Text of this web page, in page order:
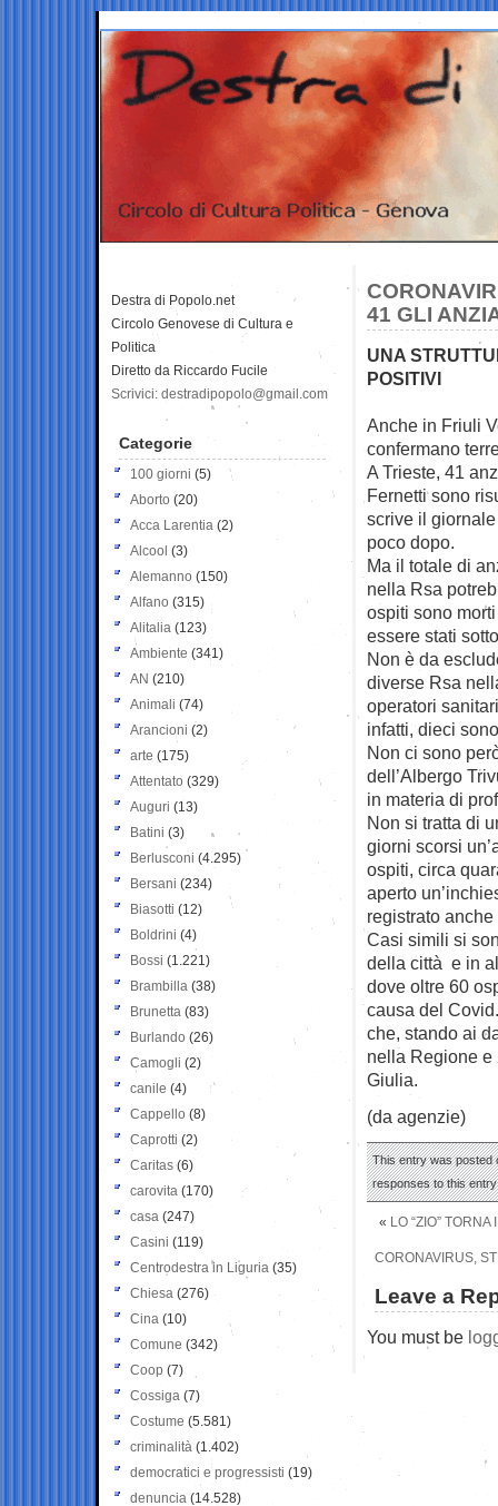
41 GLI
UNA
POSITIVI
Anche in Friuli
confermano
A Trieste, 41
Fernetti sono
scrive il
poco dopo.
Ma il totale di
nella Rsa
ospiti sono
essere stati
Non è da
diverse Rsa
operatori
infatti, dieci
Non ci sono
dell’Albergo
in materia di
Non si tratta di
giorni scorsi
ospiti, circa
aperto
registrato
Casi simili si
della città e in
dove oltre 60
causa del
che, stando ai
nella Regione e
Giulia.
(da agenzie)
This entry was posted
responses to this
« LO “ZIO”
CORONAVIRUS,
Leave a
You must be
Destra di Popolo.net
Circolo Genovese di Cultura e
Politica
Diretto da Riccardo Fucile
Scrivici: destradipopolo@gmail.com
Categorie
100 giorni (5)
Aborto (20)
Acca Larentia (2)
Alcool (3)
Alemanno (150)
Alfano (315)
Alitalia (123)
Ambiente (341)
AN (210)
Animali (74)
Arancioni (2)
arte (175)
Attentato (329)
Auguri (13)
Batini (3)
Berlusconi (4.295)
Bersani (234)
Biasotti (12)
Boldrini (4)
Bossi (1.221)
Brambilla (38)
Brunetta (83)
Burlando (26)
Camogli (2)
canile (4)
Cappello (8)
Caprotti (2)
Caritas (6)
carovita (170)
casa (247)
Casini (119)
Centrodestra in Liguria (35)
Chiesa (276)
Cina (10)
Comune (342)
Coop (7)
Cossiga (7)
Costume (5.581)
criminalità (1.402)
democratici e progressisti (19)
denuncia (14.528)